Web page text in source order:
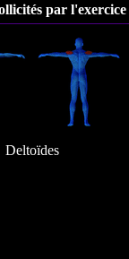
par l'exercice
Deltoïdes